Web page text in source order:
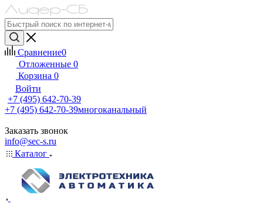
Сравнение0
Отложенные 0
Корзина 0
Войти
+7 (495) 642-70-39
+7 (495) 642-70-39многоканальный
Заказать звонок
info@sec-s.ru
Каталог